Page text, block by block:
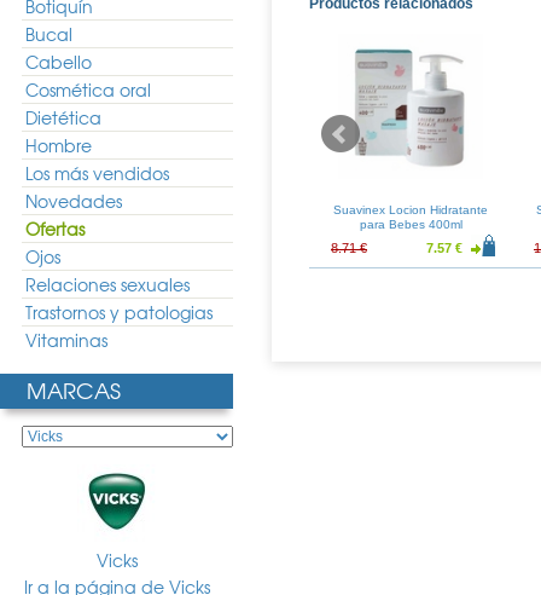
Botiquín
Bucal
Cabello
Cosmética oral
Dietética
Hombre
Los más vendidos
Novedades
Ofertas
Ojos
Relaciones sexuales
Trastornos y patologias
Vitaminas
MARCAS
Vicks
Ir a la página de Vicks
Productos relacionados
50ml
18.84 € 11.46 € 8.49 €
Suavinex Locion Hidratante
para Bebes 400ml
8.71 € 7.57 €